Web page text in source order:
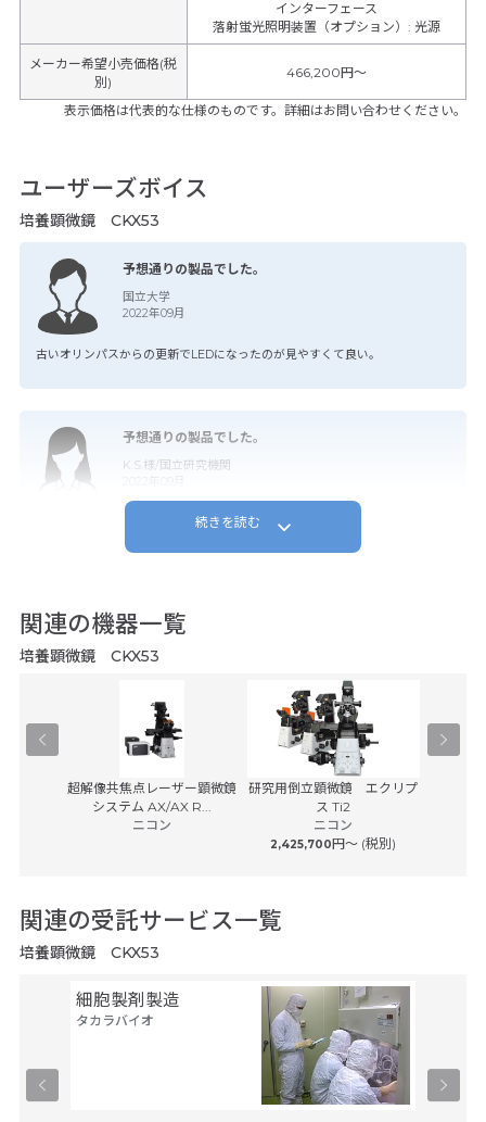
インターフェース
落射蛍光照明装置（オプション） : 光源
メーカー希望小売価格(税
別)
466,200円〜
表示価格は代表的な仕様のものです。詳細はお問い合わせください。
ユーザーズボイス
培養顕微鏡 CKX53
予想通りの製品でした。
古いオリンパスからの更新でLEDになったのが見やすくて良い。
国立大学
2022年09月
予想通りの製品でした。
複数台所有をしていますが、簡易的な細胞観察には使いやすくて非常に便利
K.S.様/国立研究機関
予想通りの製品でした。
以前に同機種を購入し、使用が簡便なため、買い足しした。オリンパスブラ
ンドへの安心感はある。
E.U.様/国立大学
予想通りの製品でした。
研究機関
O.H.様/国立大学
2022年09月
続きを読む
関連の機器一覧
培養顕微鏡 CKX53
超解像共焦点レーザー顕微鏡
システム AX/AX R...
ニコン
研究用倒立顕微鏡 エクリプ
ス Ti2
ニコン
2,425,700円〜 (税別)
関連の受託サービス一覧
培養顕微鏡 CKX53
細胞製剤製造
タカラバイオ